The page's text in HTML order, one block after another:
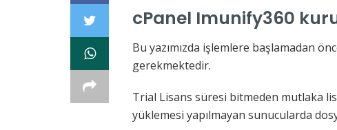
cPanel Imunify360
Bu yazımızda işlemlere başlamadan
gerekmektedir.
Trial Lisans süresi bitmeden mutlaka
yüklemesi yapılmayan sunucularda